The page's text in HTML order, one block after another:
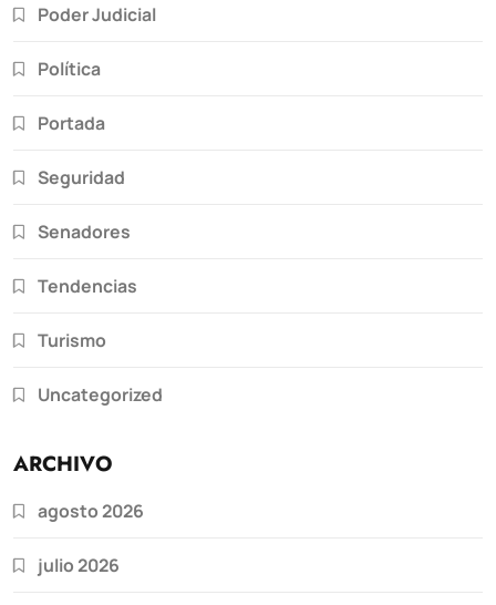
Poder Judicial
Política
Portada
Seguridad
Senadores
Tendencias
Turismo
Uncategorized
ARCHIVO
agosto 2026
julio 2026